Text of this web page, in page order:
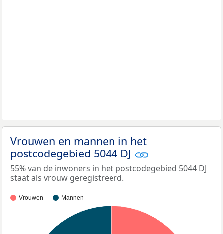
Vrouwen en mannen in het
postcodegebied 5044 DJ
55% van de inwoners in het postcodegebied 5044 DJ
staat als vrouw geregistreerd.
Vrouwen Mannen